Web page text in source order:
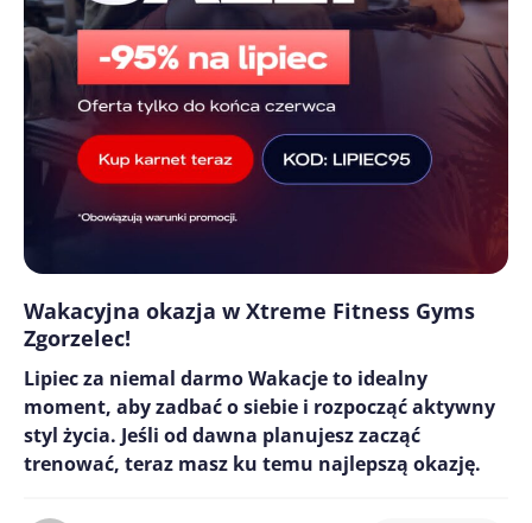
Wakacyjna okazja w Xtreme Fitness Gyms
Zgorzelec!
Lipiec za niemal darmo Wakacje to idealny
moment, aby zadbać o siebie i rozpocząć aktywny
styl życia. Jeśli od dawna planujesz zacząć
trenować, teraz masz ku temu najlepszą okazję.